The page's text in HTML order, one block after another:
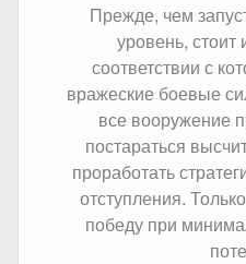
Прежде, чем
уровень, стоит
соответствии с
вражеские боевые
все вооружение
постараться
проработать
отступления.
победу при